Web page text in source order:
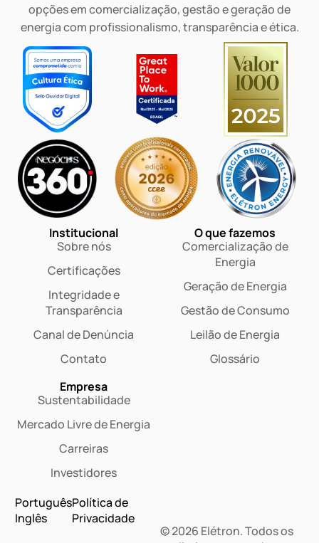
opções em comercialização, gestão e geração de
energia com profissionalismo, transparência e ética.
Institucional
Sobre nós
Certificações
Integridade e
Transparência
Canal de Denúncia
Contato
O que fazemos
Comercialização de
Energia
Geração de Energia
Gestão de Consumo
Leilão de Energia
Glossário
Empresa
Sustentabilidade
Mercado Livre de Energia
Carreiras
Investidores
Português
Inglês
© 2026 Elétron. Todos os
Política de
Privacidade
Dashboard